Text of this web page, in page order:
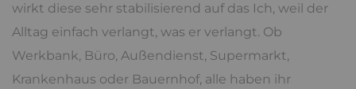
wirkt diese sehr stabilisierend auf das Ich, weil der
Alltag einfach verlangt, was er verlangt. Ob
Werkbank, Büro, Außendienst, Supermarkt,
Krankenhaus oder Bauernhof, alle haben ihr